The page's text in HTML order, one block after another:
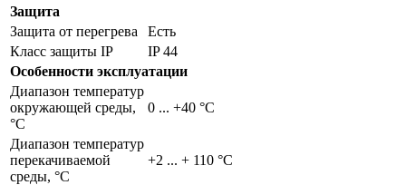
Защита
Защита от перегрева
Есть
Класс защиты IP
IP 44
Особенности эксплуатации
Диапазон температур
окружающей среды,
°С
0 ... +40 °C
Диапазон температур
перекачиваемой
среды, °С
+2 ... + 110 °C